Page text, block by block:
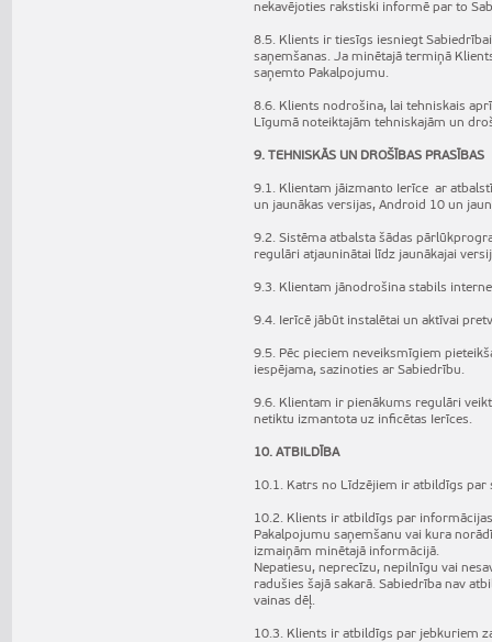
nekavējoties rakstiski informē par to
8.5. Klients ir tiesīgs iesniegt
saņemšanas. Ja minētajā termiņā
saņemto Pakalpojumu.
8.6. Klients nodrošina, lai tehniskais
Līgumā noteiktajām tehniskajām un
9. TEHNISKĀS UN DROŠĪBAS PRASĪBAS
9.1. Klientam jāizmanto Ierīce ar
un jaunākas versijas, Android 10 un
9.2. Sistēma atbalsta šādas
regulāri atjauninātai līdz jaunākajai
9.3. Klientam jānodrošina stabils
9.4. Ierīcē jābūt instalētai un aktīvai
9.5. Pēc pieciem neveiksmīgiem
iespējama, sazinoties ar Sabiedrību.
9.6. Klientam ir pienākums regulāri
netiktu izmantota uz inficētas Ierīces.
10. ATBILDĪBA
10.1. Katrs no Līdzējiem ir atbildīgs
10.2. Klients ir atbildīgs par
Pakalpojumu saņemšanu vai kura
izmaiņām minētajā informācijā.
Nepatiesu, neprecīzu, nepilnīgu vai
radušies šajā sakarā. Sabiedrība nav
vainas dēļ.
10.3. Klients ir atbildīgs par jebkuriem